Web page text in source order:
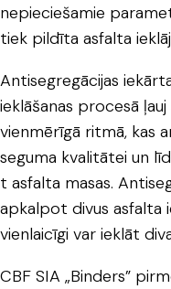
nepieciešamie
tiek pildīta asfalta
Antisegregācijas
ieklāšanas procesā
vienmērīgā ritmā, kas
seguma kvalitātei un
t asfalta masas.
apkalpot divus asfalta
vienlaicīgi var ieklāt
CBF SIA „Binders”